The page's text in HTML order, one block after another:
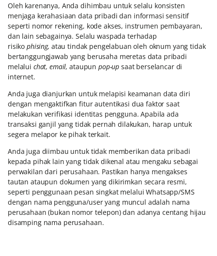
Oleh karenanya, Anda dihimbau untuk selalu konsisten
menjaga kerahasiaan data pribadi dan informasi sensitif
seperti nomor rekening, kode akses, instrumen pembayaran,
dan lain sebagainya. Selalu waspada terhadap
risikophising, atau tindak pengelabuan oleh oknum yang tidak
bertanggungjawab yang berusaha meretas data pribadi
melalui chat, email,ataupun pop-up saat berselancar di
internet.
Anda juga dianjurkan untuk melapisi keamanan data diri
dengan mengaktifkan fitur autentikasi dua faktor saat
melakukan verifikasi identitas pengguna. Apabila ada
transaksi ganjil yang tidak pernah dilakukan, harap untuk
segera melapor ke pihak terkait.
Anda juga diimbau untuk tidak memberikan data pribadi
kepada pihak lain yang tidak dikenal atau mengaku sebagai
perwakilan dari perusahaan. Pastikan hanya mengakses
tautan ataupun dokumen yang dikirimkan secara resmi,
seperti penggunaan pesan singkat melalui Whatsapp/SMS
dengan nama pengguna/user yang muncul adalah nama
perusahaan (bukan nomor telepon) dan adanya centang hijau
disamping nama perusahaan.